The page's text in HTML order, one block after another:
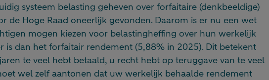
systeem belasting geheven over forfaitaire (denkbeeldige)
de Hoge Raad oneerlijk gevonden. Daarom is er nu een wet
mogen kiezen voor belastingheffing over hun werkelijk
is dan het forfaitair rendement (5,88% in 2025). Dit betekent
te veel hebt betaald, u recht hebt op teruggave van te veel
wel zelf aantonen dat uw werkelijk behaalde rendement